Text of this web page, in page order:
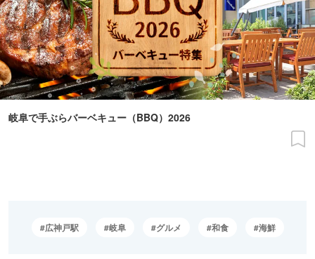
岐阜で手ぶらバーベキュー（BBQ）2026
広神戸駅 岐阜 グルメ 和食 海鮮